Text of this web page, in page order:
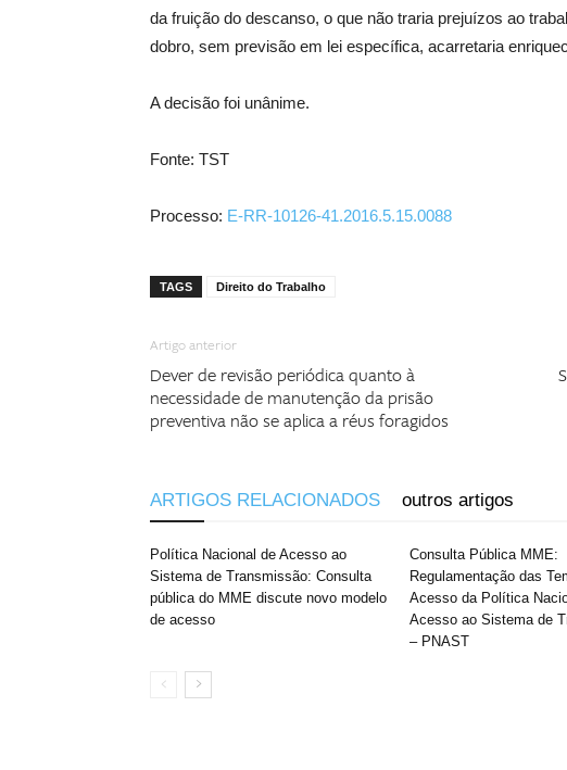
da fruição do descanso, o que não traria prejuízos ao
dobro, sem previsão em lei específica, acarretaria
A decisão foi unânime.
Fonte: TST
Processo: E-RR-10126-41.2016.5.15.0088
TAGS Direito do Trabalho
Artigo anterior
Dever de revisão periódica quanto à
necessidade de manutenção da prisão
preventiva não se aplica a réus foragidos
ARTIGOS RELACIONADOS outros artigos
Política Nacional de Acesso ao
Sistema de Transmissão: Consulta
pública do MME discute novo modelo
de acesso
Consulta Pública MME:
Regulamentação das
Acesso da Política
Acesso ao Sistema de
– PNAST